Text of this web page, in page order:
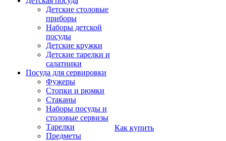
Детские столовые
приборы
Наборы детской
посуды
Детские кружки
Детские тарелки и
салатники
Посуда для сервировки
Фужеры
Стопки и рюмки
Стаканы
Наборы посуды и
столовые сервизы
Тарелки
Предметы
Как купить